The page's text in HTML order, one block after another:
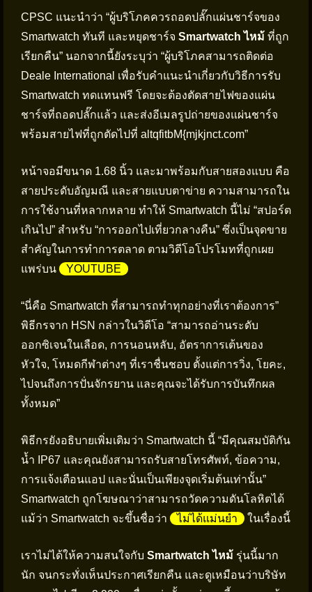
CPSC แนะนำว่า “ผู้บริโภคควรถอดปลั๊กแผ่นชาร์จของ
Smartwatch ทันที และหยุดชาร์จ Smartwatch ไหม้ ที่ถูก
เรียกคืน” นอกจากนี้ยังระบุว่า “ผู้บริโภคสามารถติดต่อ
Deale International เพื่อรับคำแนะนำเกี่ยวกับวิธีการรับ
Smartwatch ทดแทนฟรี โดยจะต้องตัดสายไฟของแผ่น
ชาร์จที่ถอดปลั๊กแล้ว และส่งอีเมลรูปถ่ายของแผ่นชาร์จ
พร้อมสายไฟที่ถูกตัดไปที่ altqfitbM{mjkjnct.com”
หน้าจอมีขนาด 1.68 นิ้ว และมาพร้อมกับสายสองแบบ คือ
สายประดับอัญมณี และสายแบบตาข่าย ความสามารถใน
การใช้งานที่หลากหลาย ทำให้ Smartwatch นี้ไม่ “สปอร์ต
เกินไป” สำหรับ “การออกไปเที่ยวกลางคืน” ซึ่งเป็นจุดขาย
สำคัญในการทำการตลาด ตามวิดีโอโปรโมทที่ถูกเผย
แพร่บน
YOUTUBE
“นี่คือ Smartwatch ที่สามารถทำทุกอย่างที่เราต้องการ”
พิธีกรจาก HSN กล่าวในวิดีโอ “สามารถอ่านระดับ
ออกซิเจนในเลือด, การนอนหลับ, อัตราการเต้นของ
หัวใจ, โหมดกีฬาต่างๆ ที่เราชื่นชอบ ตั้งแต่การวิ่ง, โยคะ,
ไปจนถึงการปั่นจักรยาน และคุณจะได้รับการบันทึกผล
ทั้งหมด”
พิธีกรยังอธิบายเพิ่มเติมว่า Smartwatch นี้ “มีคุณสมบัติกัน
น้ำ IP67 และคุณยังสามารถรับสายโทรศัพท์, ข้อความ,
การแจ้งเตือนแอป และนั่นเป็นเพียงจุดเริ่มต้นเท่านั้น”
Smartwatch ถูกโฆษณาว่าสามารถวัดความดันโลหิตได้
แม้ว่า Smartwatch จะขึ้นชื่อว่า
ไม่ได้แม่นยำ ในเรื่องนี้
เราไม่ได้ให้ความสนใจกับ Smartwatch ไหม้ รุ่นนี้มาก
นัก จนกระทั่งเห็นประกาศเรียกคืน และดูเหมือนว่าบริษัท